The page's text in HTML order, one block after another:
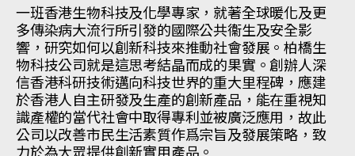
一班香港生物科技及化學專家，就著全球暖化及更
多傳染病大流行所引發的國際公共衞生及安全影
響，研究如何以創新科技來推動社會發展。柏橋生
物科技公司就是這思考結晶而成的果實。創辦人深
信香港科研技術邁向科技世界的重大里程碑，應建
於香港人自主研發及生產的創新產品，能在重視知
識產權的當代社會中取得專利並被廣泛應用，故此
公司以改善市民生活素質作爲宗旨及發展策略，致
力於為大眾提供創新實用產品。